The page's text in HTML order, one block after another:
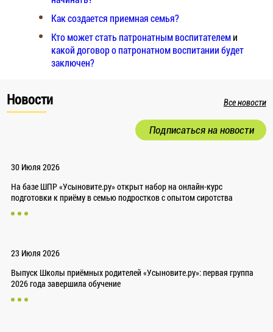
Как создается приемная семья?
Кто может стать патронатным воспитателеми
какой договор о патронатном воспитании будет
заключен?
Новости Все новости
Подписаться на новости
30 Июля 2026
На базе ШПР «Усыновите.ру» открыт набор на онлайн-курс
подготовки к приёму в семью подростков с опытом сиротства
23 Июля 2026
Выпуск Школы приёмных родителей «Усыновите.ру»: первая группа
2026 года завершила обучение